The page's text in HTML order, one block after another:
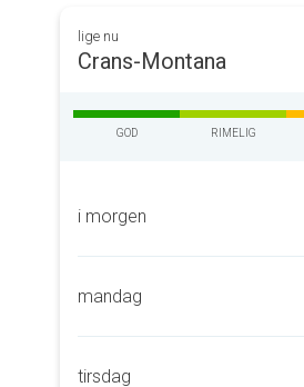
lige nu
Crans-Montana
GOD RIMELIG
i morgen
mandag
tirsdag